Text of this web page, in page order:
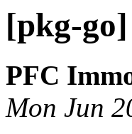
[pkg-
PFC
Mon Jun